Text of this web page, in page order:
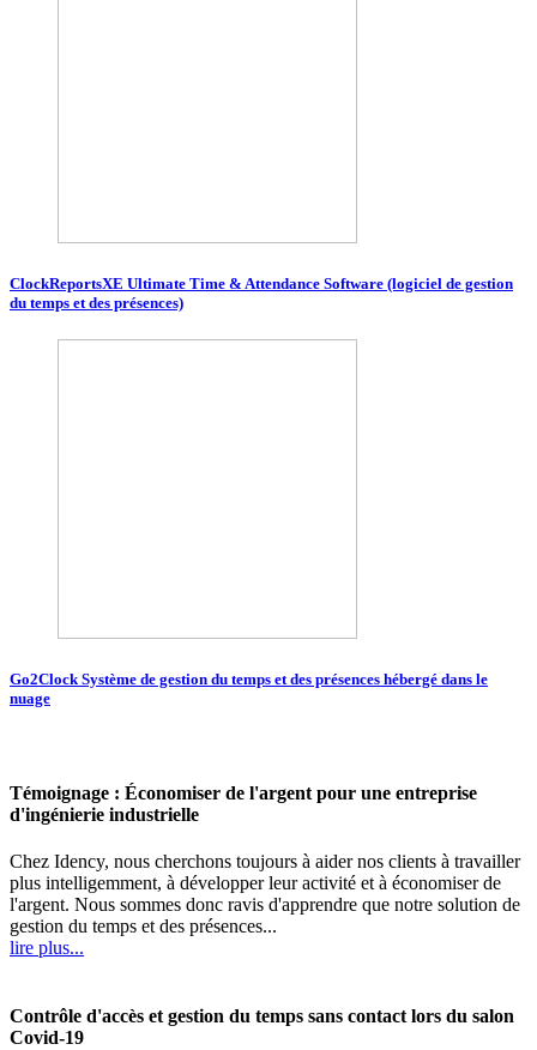
ClockReportsXE Ultimate Time & Attendance Software (logiciel de gestion
du temps et des présences)
Go2Clock Système de gestion du temps et des présences hébergé dans le
nuage
Témoignage : Économiser de l'argent pour une entreprise
d'ingénierie industrielle
Chez Idency, nous cherchons toujours à aider nos clients à travailler
plus intelligemment, à développer leur activité et à économiser de
l'argent. Nous sommes donc ravis d'apprendre que notre solution de
gestion du temps et des présences...
lire plus...
Contrôle d'accès et gestion du temps sans contact lors du salon
Covid-19